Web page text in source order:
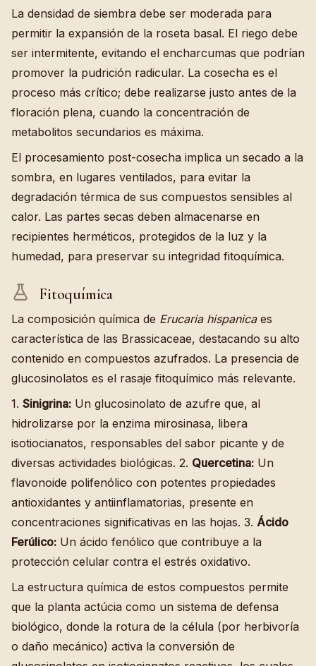
La densidad de siembra debe ser moderada para
permitir la expansión de la roseta basal. El riego debe
ser intermitente, evitando el encharcumas que podrían
promover la pudrición radicular. La cosecha es el
proceso más crítico; debe realizarse justo antes de la
floración plena, cuando la concentración de
metabolitos secundarios es máxima.
El procesamiento post-cosecha implica un secado a la
sombra, en lugares ventilados, para evitar la
degradación térmica de sus compuestos sensibles al
calor. Las partes secas deben almacenarse en
recipientes herméticos, protegidos de la luz y la
humedad, para preservar su integridad fitoquímica.
Fitoquímica
La composición química de Erucaria hispanicaes
característica de las Brassicaceae, destacando su alto
contenido en compuestos azufrados. La presencia de
glucosinolatos es el rasaje fitoquímico más relevante.
1. Sinigrina: Un glucosinolato de azufre que, al
hidrolizarse por la enzima mirosinasa, libera
isotiocianatos, responsables del sabor picante y de
diversas actividades biológicas. 2. Quercetina: Un
flavonoide polifenólico con potentes propiedades
antioxidantes y antiinflamatorias, presente en
concentraciones significativas en las hojas. 3. Ácido
Ferúlico: Un ácido fenólico que contribuye a la
protección celular contra el estrés oxidativo.
La estructura química de estos compuestos permite
que la planta actúcia como un sistema de defensa
biológico, donde la rotura de la célula (por herbivoría
o daño mecánico) activa la conversión de